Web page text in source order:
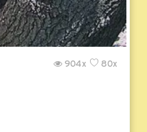
80x
904x